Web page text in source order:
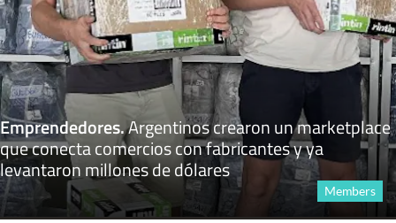
Emprendedores.Argentinos crearon un marketplace
que conecta comercios con fabricantes y ya
levantaron millones de dólares
Members